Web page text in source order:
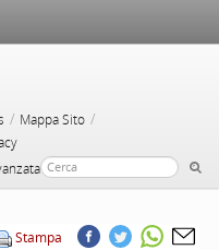
/ Mappa Sito /
Stampa